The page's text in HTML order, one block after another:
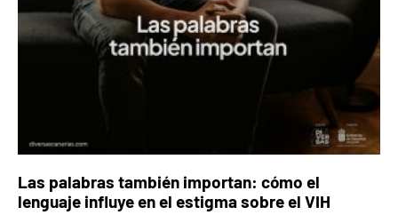
Las palabras también importan: cómo el
lenguaje influye en el estigma sobre el VIH